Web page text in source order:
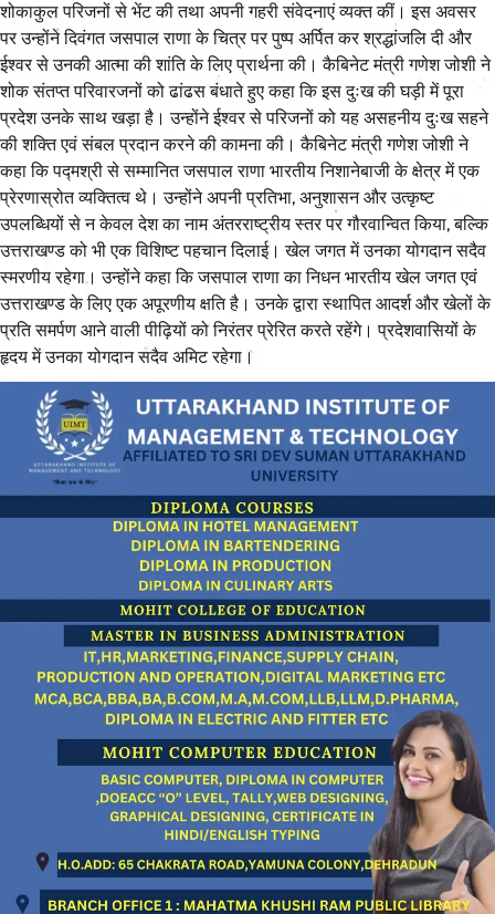
शोकाकुल परिजनों से भेंट की तथा अपनी गहरी संवेदनाएं व्यक्त कीं। इस अवसर
पर उन्होंने दिवंगत जसपाल राणा के चित्र पर पुष्प अर्पित कर श्रद्धांजलि दी और
ईश्वर से उनकी आत्मा की शांति के लिए प्रार्थना की। कैबिनेट मंत्री गणेश जोशी ने
शोक संतप्त परिवारजनों को ढांढस बंधाते हुए कहा कि इस दुःख की घड़ी में पूरा
प्रदेश उनके साथ खड़ा है। उन्होंने ईश्वर से परिजनों को यह असहनीय दुःख सहने
की शक्ति एवं संबल प्रदान करने की कामना की। कैबिनेट मंत्री गणेश जोशी ने
कहा कि पद्मश्री से सम्मानित जसपाल राणा भारतीय निशानेबाजी के क्षेत्र में एक
प्रेरणास्रोत व्यक्तित्व थे। उन्होंने अपनी प्रतिभा, अनुशासन और उत्कृष्ट
उपलब्धियों से न केवल देश का नाम अंतरराष्ट्रीय स्तर पर गौरवान्वित किया, बल्कि
उत्तराखण्ड को भी एक विशिष्ट पहचान दिलाई। खेल जगत में उनका योगदान सदैव
स्मरणीय रहेगा। उन्होंने कहा कि जसपाल राणा का निधन भारतीय खेल जगत एवं
उत्तराखण्ड के लिए एक अपूरणीय क्षति है। उनके द्वारा स्थापित आदर्श और खेलों के
प्रति समर्पण आने वाली पीढ़ियों को निरंतर प्रेरित करते रहेंगे। प्रदेशवासियों के
हृदय में उनका योगदान सदैव अमिट रहेगा।